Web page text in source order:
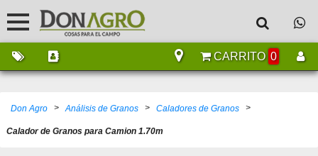
CARRITO 0
Don Agro > Análisis de Granos > Caladores de Granos >
Calador de Granos para Camion 1.70m